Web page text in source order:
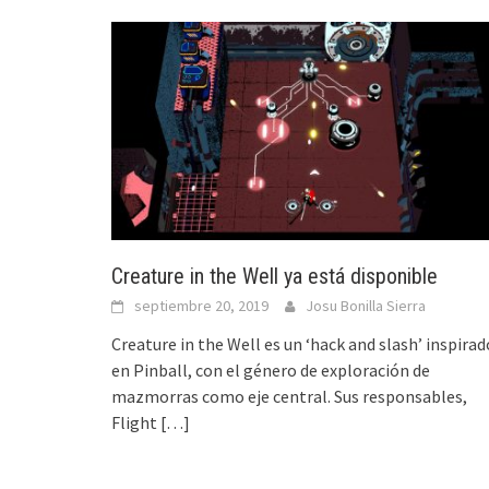
Creature in the Well ya está disponible
septiembre 20, 2019 Josu Bonilla Sierra
Creature in the Well es un ‘hack and slash’
en Pinball, con el género de exploración de
mazmorras como eje central. Sus responsables,
Flight […]